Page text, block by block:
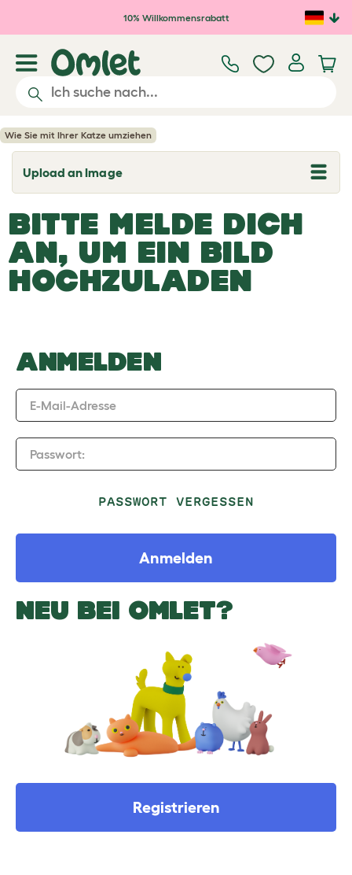
Zum Hauptinhalt springen
10% Willkommensrabatt
Wie Sie mit Ihrer Katze umziehen
Upload an Image
T
o
g
e
d
r
p
BITTE MELDE DICH
AN, UM EIN BILD
HOCHZULADEN
ANMELDEN
E-Mail-Adresse
Passwort:
PASSWORT VERGESSEN
Anmelden
NEU BEI OMLET?
Registrieren